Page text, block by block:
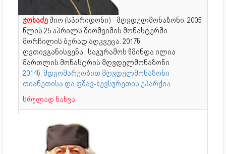
ჯოხაძე შიო (სპირიდონი) - მღვდელმონაზონი. 2005
წლის 25 აპრილს შიომვიმის მონასტერში
მორჩილის ბერად აღკვეცა. 2017წ.
ღვთივგანისვენა, საგურამოს წმინდა ილია
მართლის მონასტრის მღვდელმონაზონი
2014წ. მდგომარეობით მღვდელმონაზონი
თიანეთისა და ფშავ-ხევსურეთის ეპარქია
სრულად ნახვა